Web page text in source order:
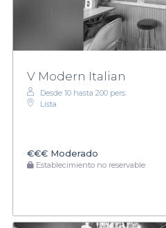
V Modern Italian
Desde 10 hasta 200 pers.
Lista
€€€ Moderado
Establecimiento no reservable